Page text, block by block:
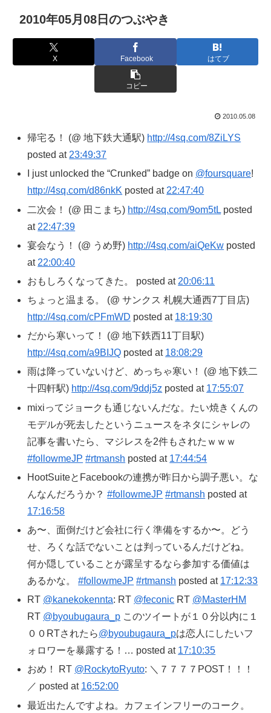
2010年05月08日のつぶやき
X Facebook はてブ
コピー
2010.05.08
帰宅る！ (@ 地下鉄大通駅) http://4sq.com/8ZiLYS
posted at 23:49:37
I just unlocked the “Crunked” badge on @foursquare!
http://4sq.com/d86nkK posted at 22:47:40
二次会！ (@ 田こまち) http://4sq.com/9om5tL posted
at 22:47:39
宴会なう！ (@ うめ野) http://4sq.com/aiQeKw posted
at 22:00:40
おもしろくなってきた。 posted at 20:06:11
ちょっと温まる。 (@ サンクス 札幌大通西7丁目店)
http://4sq.com/cPFmWD posted at 18:19:30
だから寒いって！ (@ 地下鉄西11丁目駅)
http://4sq.com/a9BIJQ posted at 18:08:29
雨は降っていないけど、めっちゃ寒い！ (@ 地下鉄二
十四軒駅) http://4sq.com/9ddj5z posted at 17:55:07
mixiってジョークも通じないんだな。たい焼きくんの
モデルが死去したというニュースをネタにシャレの
記事を書いたら、マジレスを2件もされたｗｗｗ
#followmeJP #rtmansh posted at 17:44:54
HootSuiteとFacebookの連携が昨日から調子悪い。な
んなんだろうか？#followmeJP #rtmansh posted at
17:16:58
あ〜、面倒だけど会社に行く準備をするか〜。どう
せ、ろくな話でないことは判っているんだけどね。
何か隠していることが露呈するなら参加する価値は
あるかな。#followmeJP #rtmansh posted at 17:12:33
RT @kanekokennta: RT @feconic RT @MasterHM
RT @byoubugaura_p このツイートが１０分以内に１
００RTされたら@byoubugaura_pは恋人にしたいフ
ォロワーを暴露する！… posted at 17:10:35
おめ！ RT @RockytoRyuto: ＼７７７７POST！！！
／ posted at 16:52:00
最近出たんですよね。カフェインフリーのコーク。